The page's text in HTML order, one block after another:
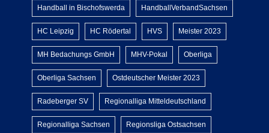
Handball in Bischofswerda HandballVerbandSachsen
HC Leipzig HC Rödertal HVS Meister 2023
MH Bedachungs GmbH MHV-Pokal Oberliga
Oberliga Sachsen Ostdeutscher Meister 2023
Radeberger SV Regionalliga Mitteldeutschland
Regionalliga Sachsen Regionsliga Ostsachsen